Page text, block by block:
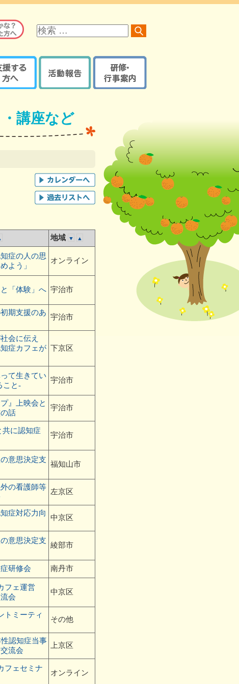
イ
ト
索
式認知症ケアパス
？
知症地域支援推進員一覧
知症にやさしい
認知症カフェブログ
京都府・機構の取組報告
活動報告登録
【ログイン】
研修・イベントなどの
登録【ログイン】
講座など
地域 ▼ ▲
症の人の思
よう」
オンライン
「体験」へ 宇治市
期支援のあ
宇治市
会に伝え
症カフェが 下京区
て生きてい
こと-
宇治市
』上映会と
話
宇治市
共に認知症
宇治市
意思決定支
福知山市
の看護師等
左京区
症対応力向
中京区
意思決定支
綾部市
研修会 南丹市
フェ運営
会
中京区
トミーティ
その他
認知症当事
流会
上京区
フェセミナ
オンライン